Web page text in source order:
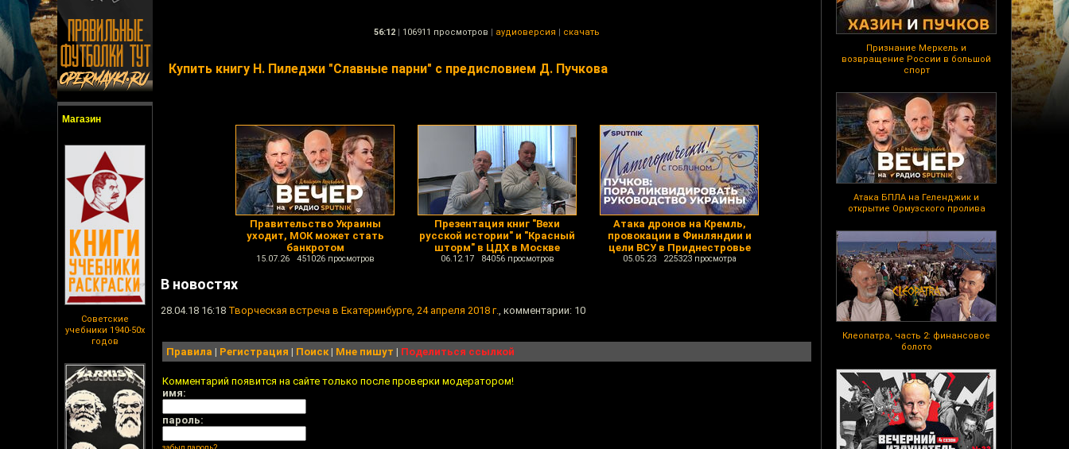
Магазин
Советские
учебники 1940-50х
годов
Признание Меркель и
возвращение России в большой
спорт
Атака БПЛА на Геленджик и
открытие Ормузского пролива
Клеопатра, часть 2: финансовое
болото
56:12 | 106911 просмотров | аудиоверсия | скачать
Купить книгу Н. Пиледжи "Славные парни" с предисловием Д. Пучкова
Правительство Украины
уходит, МОК может стать
банкротом
15.07.26 451026 просмотров
Презентация книг "Вехи
русской истории" и "Красный
шторм" в ЦДХ в Москве
06.12.17 84056 просмотров
Атака дронов на Кремль,
провокации в Финляндии и
цели ВСУ в Приднестровье
05.05.23 225323 просмотра
В новостях
28.04.18 16:18 Творческая встреча в Екатеринбурге, 24 апреля 2018 г., комментарии: 10
Правила | Регистрация | Поиск| Мне пишут | Поделиться ссылкой
Комментарий появится на сайте только после проверки модератором!
имя:
пароль: